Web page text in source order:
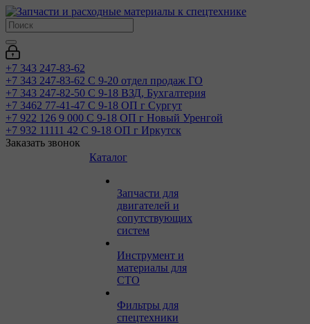
+7 343 247-83-62
+7 343 247-83-62 С 9-20 отдел продаж ГО
+7 343 247-82-50 С 9-18 ВЗД, Бухгалтерия
+7 3462 77-41-47 С 9-18 ОП г Сургут
+7 922 126 9 000 С 9-18 ОП г Новый Уренгой
+7 932 11111 42 С 9-18 ОП г Иркутск
Заказать звонок
Каталог
Запчасти для
двигателей и
сопутствующих
систем
Инструмент и
материалы для
СТО
Фильтры для
спецтехники